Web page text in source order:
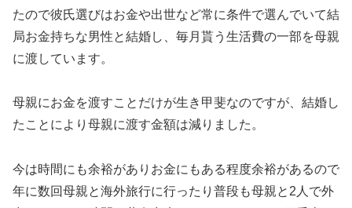
たので彼氏選びはお金や出世など常に条件で選んでいて結
局お金持ちな男性と結婚し、毎月貰う生活費の一部を母親
に渡しています。
母親にお金を渡すことだけが生き甲斐なのですが、結婚し
たことにより母親に渡す金額は減りました。
今は時間にも余裕がありお金にもある程度余裕があるので
年に数回母親と海外旅行に行ったり普段も母親と2人で外